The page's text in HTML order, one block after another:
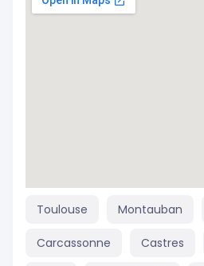
Toulouse Montauban
Carcassonne Castres